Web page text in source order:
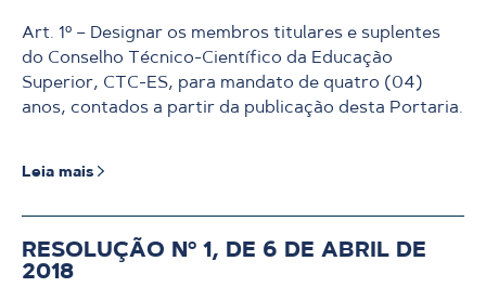
Art. 1º – Designar os membros titulares e suplentes
do Conselho Técnico-Científico da Educação
Superior, CTC-ES, para mandato de quatro (04)
anos, contados a partir da publicação desta Portaria.
Leia mais
RESOLUÇÃO Nº 1, DE 6 DE ABRIL DE
2018